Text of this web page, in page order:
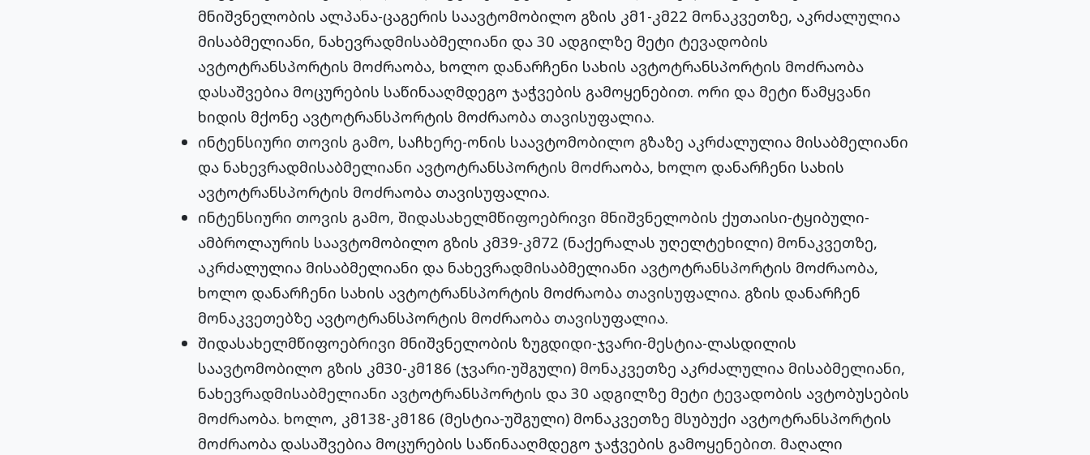
მნიშვნელობის ალპანა-ცაგერის საავტომობილო გზის კმ1-კმ22 მონაკვეთზე, აკრძალულია
მისაბმელიანი, ნახევრადმისაბმელიანი და 30 ადგილზე მეტი ტევადობის
ავტოტრანსპორტის მოძრაობა, ხოლო დანარჩენი სახის ავტოტრანსპორტის მოძრაობა
დასაშვებია მოცურების საწინააღმდეგო ჯაჭვების გამოყენებით. ორი და მეტი წამყვანი
ხიდის მქონე ავტოტრანსპორტის მოძრაობა თავისუფალია.
ინტენსიური თოვის გამო, საჩხერე-ონის საავტომობილო გზაზე აკრძალულია მისაბმელიანი
და ნახევრადმისაბმელიანი ავტოტრანსპორტის მოძრაობა, ხოლო დანარჩენი სახის
ავტოტრანსპორტის მოძრაობა თავისუფალია.
ინტენსიური თოვის გამო, შიდასახელმწიფოებრივი მნიშვნელობის ქუთაისი-ტყიბული-
ამბროლაურის საავტომობილო გზის კმ39-კმ72 (ნაქერალას უღელტეხილი) მონაკვეთზე,
აკრძალულია მისაბმელიანი და ნახევრადმისაბმელიანი ავტოტრანსპორტის მოძრაობა,
ხოლო დანარჩენი სახის ავტოტრანსპორტის მოძრაობა თავისუფალია. გზის დანარჩენ
მონაკვეთებზე ავტოტრანსპორტის მოძრაობა თავისუფალია.
შიდასახელმწიფოებრივი მნიშვნელობის ზუგდიდი-ჯვარი-მესტია-ლასდილის
საავტომობილო გზის კმ30-კმ186 (ჯვარი-უშგული) მონაკვეთზე აკრძალულია მისაბმელიანი,
ნახევრადმისაბმელიანი ავტოტრანსპორტის და 30 ადგილზე მეტი ტევადობის ავტობუსების
მოძრაობა. ხოლო, კმ138-კმ186 (მესტია-უშგული) მონაკვეთზე მსუბუქი ავტოტრანსპორტის
მოძრაობა დასაშვებია მოცურების საწინააღმდეგო ჯაჭვების გამოყენებით. მაღალი